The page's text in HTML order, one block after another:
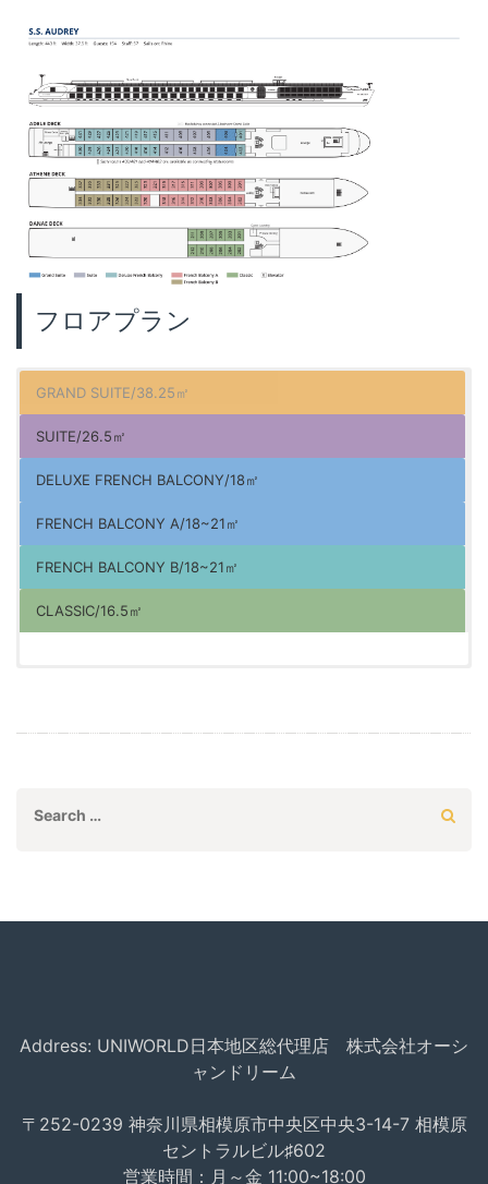
フロアプラン
GRAND SUITE/38.25㎡
SUITE/26.5㎡
DELUXE FRENCH BALCONY/18㎡
FRENCH BALCONY A/18~21㎡
FRENCH BALCONY B/18~21㎡
CLASSIC/16.5㎡
Search
Address: UNIWORLD日本地区総代理店 株式会社オーシ
ャンドリーム
〒252-0239 神奈川県相模原市中央区中央3-14-7 相模原
セントラルビル♯602
営業時間：月～金 11:00~18:00